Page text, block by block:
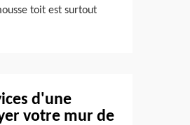
toit est surtout
d'une
votre mur de